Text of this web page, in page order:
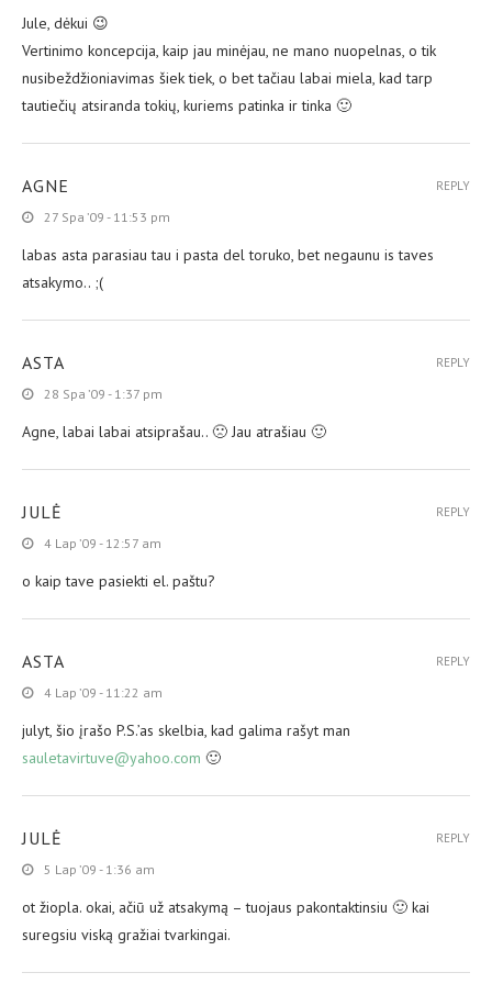
Jule, dėkui 😉
Vertinimo koncepcija, kaip jau minėjau, ne mano nuopelnas, o tik
nusibeždžioniavimas šiek tiek, o bet tačiau labai miela, kad tarp
tautiečių atsiranda tokių, kuriems patinka ir tinka 🙂
AGNE
27 Spa ’09 - 11:53 pm
labas asta parasiau tau i pasta del toruko, bet negaunu is taves
atsakymo.. ;(
REPLY
ASTA
28 Spa ’09 - 1:37 pm
Agne, labai labai atsiprašau.. 🙁 Jau atrašiau 🙂
REPLY
JULĖ
4 Lap ’09 - 12:57 am
o kaip tave pasiekti el. paštu?
REPLY
ASTA
4 Lap ’09 - 11:22 am
julyt, šio įrašo P.S.’as skelbia, kad galima rašyt man
sauletavirtuve@yahoo.com 🙂
REPLY
JULĖ
5 Lap ’09 - 1:36 am
ot žiopla. okai, ačiū už atsakymą – tuojaus pakontaktinsiu 🙂 kai
suregsiu viską gražiai tvarkingai.
REPLY